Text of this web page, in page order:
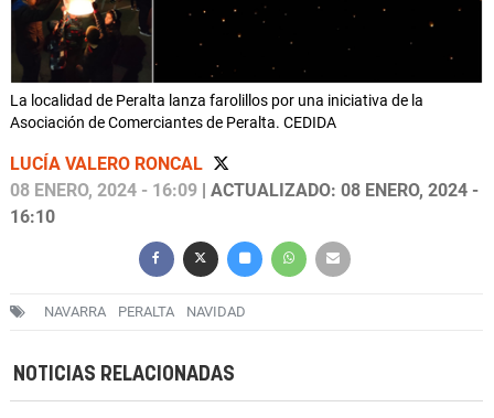
La localidad de Peralta lanza farolillos por una iniciativa de la
Asociación de Comerciantes de Peralta. CEDIDA
LUCÍA VALERO RONCAL
08 ENERO, 2024 - 16:09 | ACTUALIZADO: 08 ENERO, 2024 -
16:10
NAVARRA PERALTA NAVIDAD
NOTICIAS RELACIONADAS